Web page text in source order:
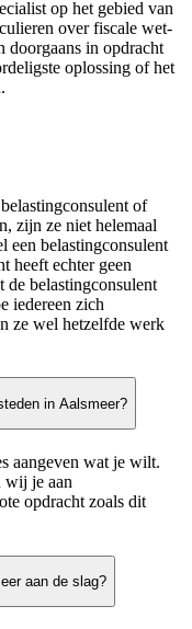
op het gebied van
over fiscale wet-
doorgaans in opdracht
oplossing of het
of
zijn ze niet helemaal
een belastingconsulent
heeft echter geen
de belastingconsulent
iedereen zich
ze wel hetzelfde werk
in Aalsmeer?
aangeven wat je wilt.
wij je aan
opdracht zoals dit
aan de slag?